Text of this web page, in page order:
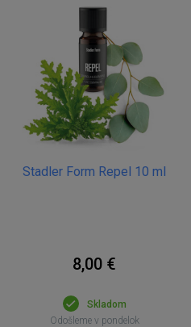
Stadler Form Repel 10 ml
8,00 €
Skladom
Odošleme v pondelok